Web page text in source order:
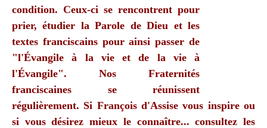
condition. Ceux-ci se rencontrent pour
prier, étudier la Parole de Dieu et les
textes franciscains pour ainsi passer de
"l'Évangile à la vie et de la vie à
l'Évangile". Nos Fraternités
franciscaines se réunissent
régulièrement. Si François d'Assise vous inspire ou
si vous désirez mieux le connaître... consultez les